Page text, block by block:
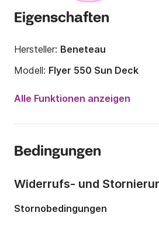
Eigenschaften
Hersteller: Beneteau
Modell: Flyer 550 Sun Deck
Motorleistung:
Anzahl Plätze an Bord:
Alle Funktionen anzeigen
Bedingungen
Widerrufs- und
Stornobedingungen